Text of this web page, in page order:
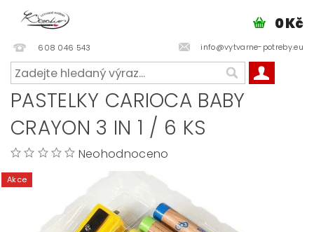
608 046 543 info@vytvarne-potreby.eu
0 Kč
PASTELKY CARIOCA BABY
CRAYON 3 IN 1 / 6 KS
Neohodnoceno
Akce